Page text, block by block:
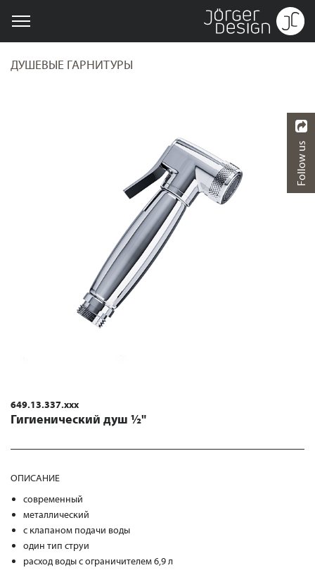
ДУШЕВЫЕ ГАРНИТУРЫ
649.13.337.xxx
Гигиенический душ ½"
ОПИСАНИЕ
современный
металлический
с клапаном подачи воды
один тип струи
расход воды с ограничителем 6,9 л
Follow us